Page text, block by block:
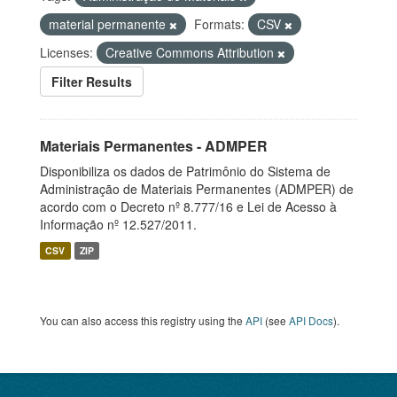
material permanente
Formats:
CSV
Licenses:
Creative Commons Attribution
Filter Results
Materiais Permanentes - ADMPER
Disponibiliza os dados de Patrimônio do Sistema de
Administração de Materiais Permanentes (ADMPER) de
acordo com o Decreto nº 8.777/16 e Lei de Acesso à
Informação nº 12.527/2011.
CSV ZIP
You can also access this registry using the API (see API Docs).